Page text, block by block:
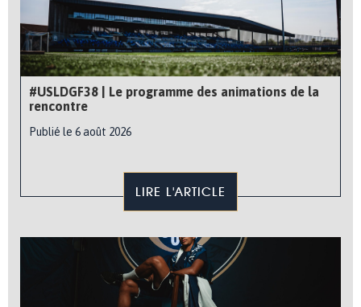
#USLDGF38 | Le programme des animations de la
rencontre
Publié le 6 août 2026
LIRE L'ARTICLE